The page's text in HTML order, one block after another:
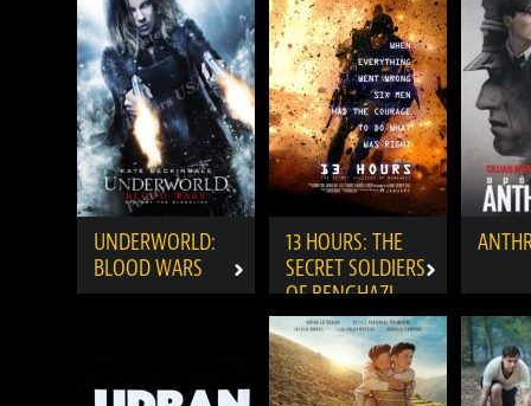
UNDERWORLD:
BLOOD WARS
13 HOURS: THE
SECRET SOLDIERS
OF BENGHAZI